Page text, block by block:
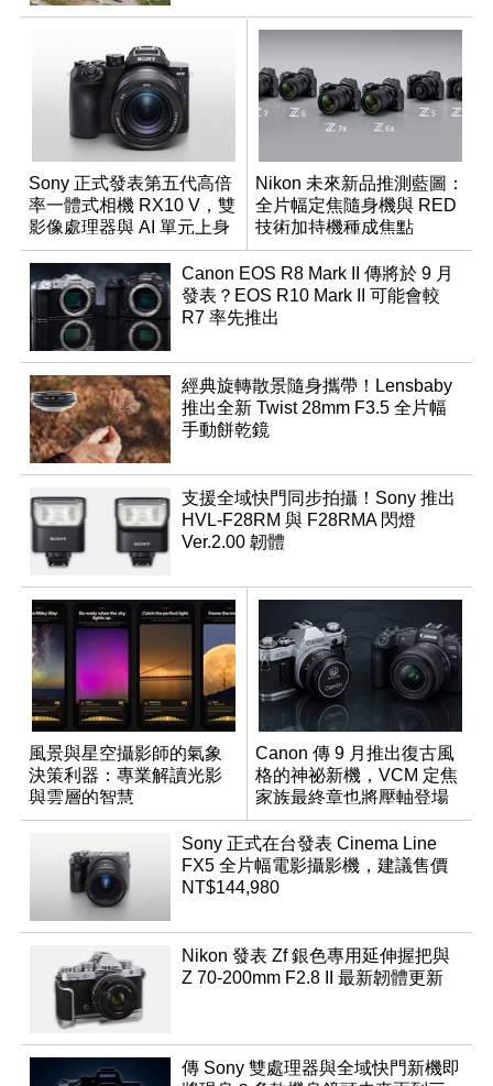
Sony 正式發表第五代高倍
率一體式相機 RX10 V，雙
影像處理器與 AI 單元上身
Nikon 未來新品推測藍圖：
全片幅定焦隨身機與 RED
技術加持機種成焦點
Canon EOS R8 Mark II 傳將於 9 月
發表？EOS R10 Mark II 可能會較
R7 率先推出
經典旋轉散景隨身攜帶！Lensbaby
推出全新 Twist 28mm F3.5 全片幅
手動餅乾鏡
支援全域快門同步拍攝！Sony 推出
HVL-F28RM 與 F28RMA 閃燈
Ver.2.00 韌體
風景與星空攝影師的氣象
決策利器：專業解讀光影
與雲層的智慧
App「Atmos」登場
Canon 傳 9 月推出復古風
格的神祕新機，VCM 定焦
家族最終章也將壓軸登場
Sony 正式在台發表 Cinema Line
FX5 全片幅電影攝影機，建議售價
NT$144,980
Nikon 發表 Zf 銀色專用延伸握把與
Z 70-200mm F2.8 II 最新韌體更新
傳 Sony 雙處理器與全域快門新機即